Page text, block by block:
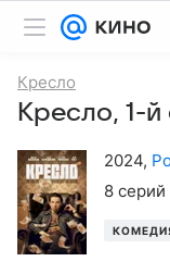
Кресло
Кресло, 1-й
2024,
8 серий